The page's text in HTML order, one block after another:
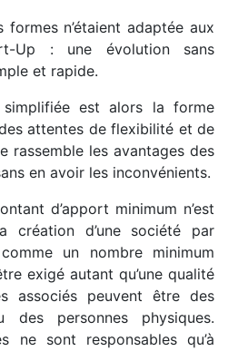
formes n’étaient adaptée aux
Up : une évolution sans
et rapide.
est alors la forme
attentes de flexibilité et de
rassemble les avantages des
en avoir les inconvénients.
d’apport minimum n’est
création d’une société par
un nombre minimum
exigé autant qu’une qualité
associés peuvent être des
des personnes physiques.
ne sont responsables qu’à